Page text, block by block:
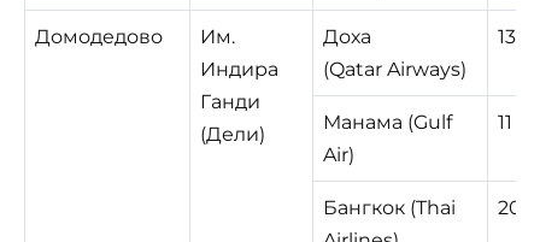
Домодедово
Им.
Индира
Ганди
(Дели)
Доха
(Qatar Airways)
13
Манама (Gulf
Air)
11
Бангкок (Thai
20